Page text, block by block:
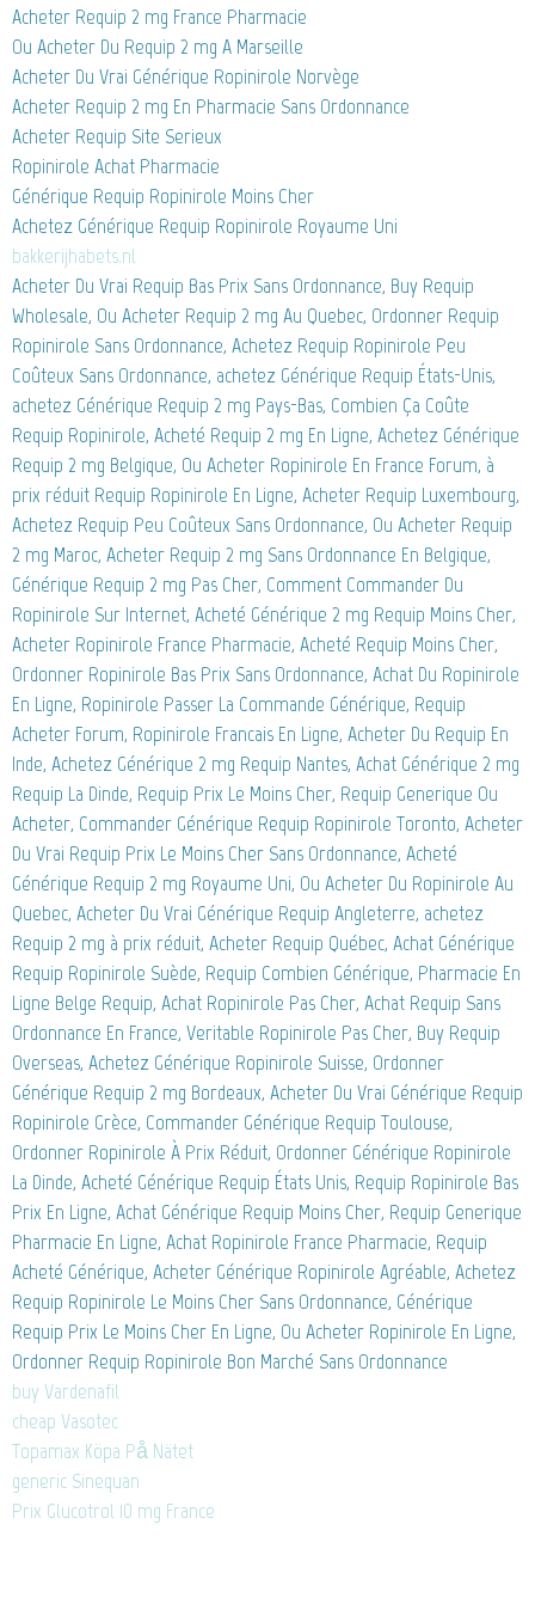
Acheter Requip 2 mg France Pharmacie
Ou Acheter Du Requip 2 mg A Marseille
Acheter Du Vrai Générique Ropinirole Norvège
Acheter Requip 2 mg En Pharmacie Sans Ordonnance
Acheter Requip Site Serieux
Ropinirole Achat Pharmacie
Générique Requip Ropinirole Moins Cher
Achetez Générique Requip Ropinirole Royaume Uni
bakkerijhabets.nl
Acheter Du Vrai Requip Bas Prix Sans Ordonnance, Buy Requip
Wholesale, Ou Acheter Requip 2 mg Au Quebec, Ordonner Requip
Ropinirole Sans Ordonnance, Achetez Requip Ropinirole Peu
Coûteux Sans Ordonnance, achetez Générique Requip États-Unis,
achetez Générique Requip 2 mg Pays-Bas, Combien Ça Coûte
Requip Ropinirole, Acheté Requip 2 mg En Ligne, Achetez Générique
Requip 2 mg Belgique, Ou Acheter Ropinirole En France Forum, à
prix réduit Requip Ropinirole En Ligne, Acheter Requip Luxembourg,
Achetez Requip Peu Coûteux Sans Ordonnance, Ou Acheter Requip
2 mg Maroc, Acheter Requip 2 mg Sans Ordonnance En Belgique,
Générique Requip 2 mg Pas Cher, Comment Commander Du
Ropinirole Sur Internet, Acheté Générique 2 mg Requip Moins Cher,
Acheter Ropinirole France Pharmacie, Acheté Requip Moins Cher,
Ordonner Ropinirole Bas Prix Sans Ordonnance, Achat Du Ropinirole
En Ligne, Ropinirole Passer La Commande Générique, Requip
Acheter Forum, Ropinirole Francais En Ligne, Acheter Du Requip En
Inde, Achetez Générique 2 mg Requip Nantes, Achat Générique 2 mg
Requip La Dinde, Requip Prix Le Moins Cher, Requip Generique Ou
Acheter, Commander Générique Requip Ropinirole Toronto, Acheter
Du Vrai Requip Prix Le Moins Cher Sans Ordonnance, Acheté
Générique Requip 2 mg Royaume Uni, Ou Acheter Du Ropinirole Au
Quebec, Acheter Du Vrai Générique Requip Angleterre, achetez
Requip 2 mg à prix réduit, Acheter Requip Québec, Achat Générique
Requip Ropinirole Suède, Requip Combien Générique, Pharmacie En
Ligne Belge Requip, Achat Ropinirole Pas Cher, Achat Requip Sans
Ordonnance En France, Veritable Ropinirole Pas Cher, Buy Requip
Overseas, Achetez Générique Ropinirole Suisse, Ordonner
Générique Requip 2 mg Bordeaux, Acheter Du Vrai Générique Requip
Ropinirole Grèce, Commander Générique Requip Toulouse,
Ordonner Ropinirole À Prix Réduit, Ordonner Générique Ropinirole
La Dinde, Acheté Générique Requip États Unis, Requip Ropinirole Bas
Prix En Ligne, Achat Générique Requip Moins Cher, Requip Generique
Pharmacie En Ligne, Achat Ropinirole France Pharmacie, Requip
Acheté Générique, Acheter Générique Ropinirole Agréable, Achetez
Requip Ropinirole Le Moins Cher Sans Ordonnance, Générique
Requip Prix Le Moins Cher En Ligne, Ou Acheter Ropinirole En Ligne,
Ordonner Requip Ropinirole Bon Marché Sans Ordonnance
buy Vardenafil
cheap Vasotec
Topamax Köpa På Nätet
generic Sinequan
Prix Glucotrol 10 mg France